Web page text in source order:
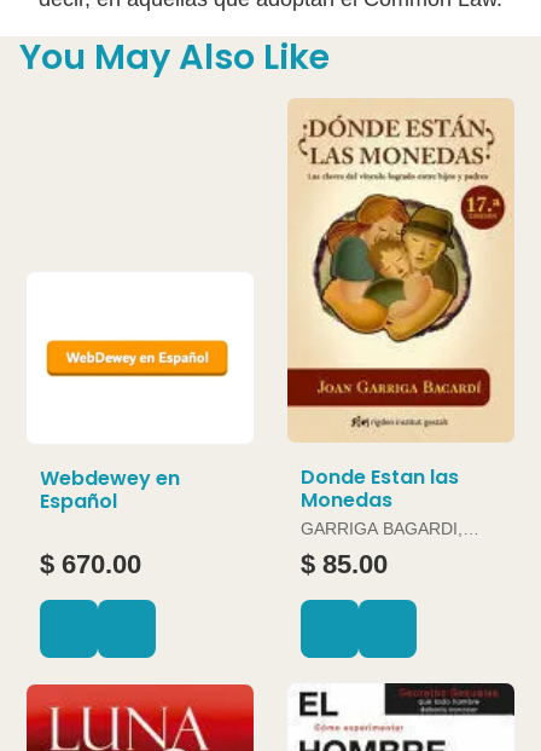
You May Also Like
Webdewey en
Español
$ 670.00
Donde Estan las
Monedas
GARRIGA BAGARDI,
JOAN
$ 85.00